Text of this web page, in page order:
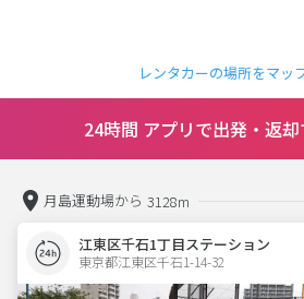
レンタカーの場所をマッ
24時間 アプリで出発・返
月島運動場から 3128m
江東区千石1丁目ステーション
東京都江東区千石1-14-32